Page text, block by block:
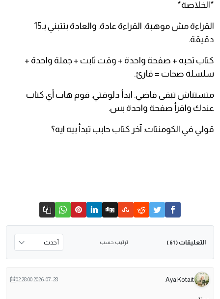
*الخلاصة*
القراءة مش موهبة. القراءة عادة. والعادة بتتبني بـ15
دقيقة.
كتاب تحبه + صفحة واحدة + وقت ثابت + جملة واحدة +
سلسلة صحات = قارئ.
متستناش تبقى فاضي. ابدأ دلوقتي. قوم هات أي كتاب
عندك واقرأ صفحة واحدة بس.
قولي في الكومنتات: آخر كتاب حابب تبدأ بيه ايه؟
التعليقات ( 61 ) ترتيب حسب
Aya Kotait
2026-07-28 02:28:00